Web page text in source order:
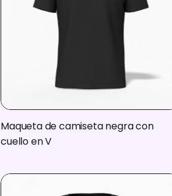
Maqueta de camiseta negra con
cuello en V